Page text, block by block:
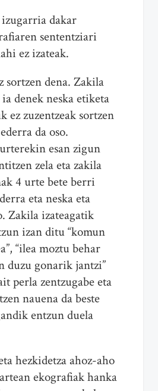
izugarria dakar
sententziari
ez izateak.
sortzen dena. Zakila
denek neska etiketa
ez zuzentzeak sortzen
da oso.
esan zigun
zela eta zakila
4 urte bete berri
eta neska eta
Zakila izateagatik
izan ditu “komun
“ilea moztu behar
duzu gonarik jantzi”
perla zentzugabe eta
nauena da beste
entzun duela
hezkidetza ahoz-aho
ekografiak hanka